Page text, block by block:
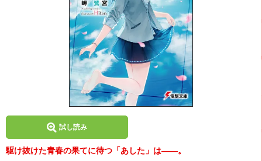
試し読み
駆け抜けた青春の果てに待つ「あした」は――。